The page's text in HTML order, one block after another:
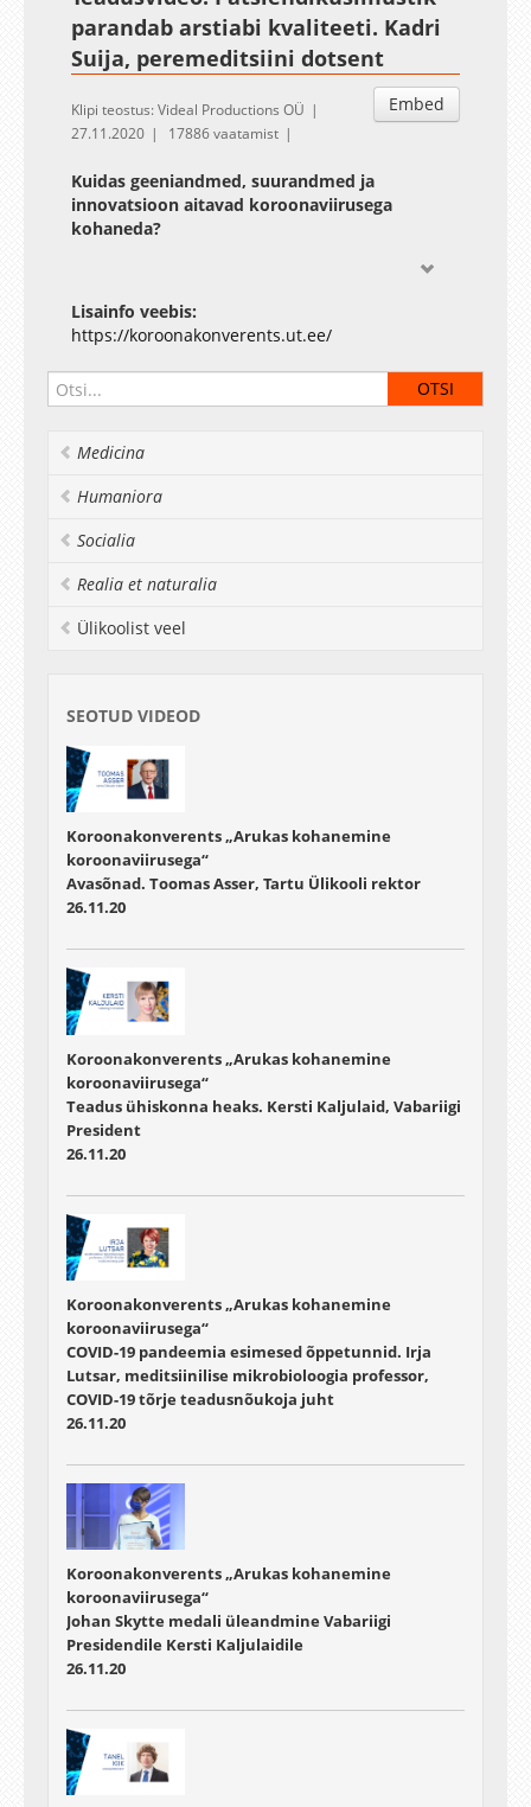
parandab arstiabi kvaliteeti. Kadri
Suija, peremeditsiini dotsent
Embed
Klipi teostus: Videal Productions OÜ
27.11.2020
17886 vaatamist
Kuidas geeniandmed, suurandmed ja
innovatsioon aitavad koroonaviirusega
kohaneda?
Lisainfo veebis:
https://koroonakonverents.ut.ee/
Medicina
Humaniora
Socialia
Realia et naturalia
Ülikoolist veel
SEOTUD VIDEOD
Koroonakonverents „Arukas kohanemine
koroonaviirusega“
Avasõnad. Toomas Asser, Tartu Ülikooli rektor
26.11.20
Koroonakonverents „Arukas kohanemine
koroonaviirusega“
Teadus ühiskonna heaks. Kersti Kaljulaid, Vabariigi
President
26.11.20
Koroonakonverents „Arukas kohanemine
koroonaviirusega“
COVID-19 pandeemia esimesed õppetunnid. Irja
Lutsar, meditsiinilise mikrobioloogia professor,
COVID-19 tõrje teadusnõukoja juht
26.11.20
Koroonakonverents „Arukas kohanemine
koroonaviirusega“
Johan Skytte medali üleandmine Vabariigi
Presidendile Kersti Kaljulaidile
26.11.20